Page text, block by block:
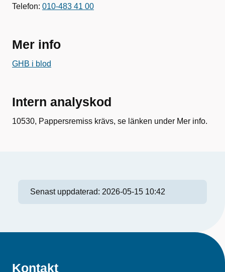
Telefon: 010-483 41 00
Mer info
GHB i blod
Intern analyskod
10530, Pappersremiss krävs, se länken under Mer info.
Senast uppdaterad: 2026-05-15 10:42
Kontakt